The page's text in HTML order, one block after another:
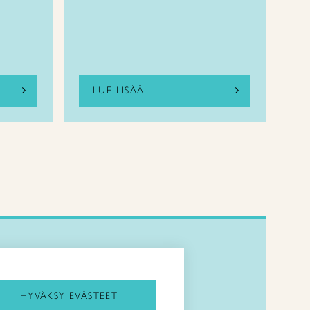
LUE LISÄÄ
Kirjaudu Taitocampukseen
HYVÄKSY EVÄSTEET